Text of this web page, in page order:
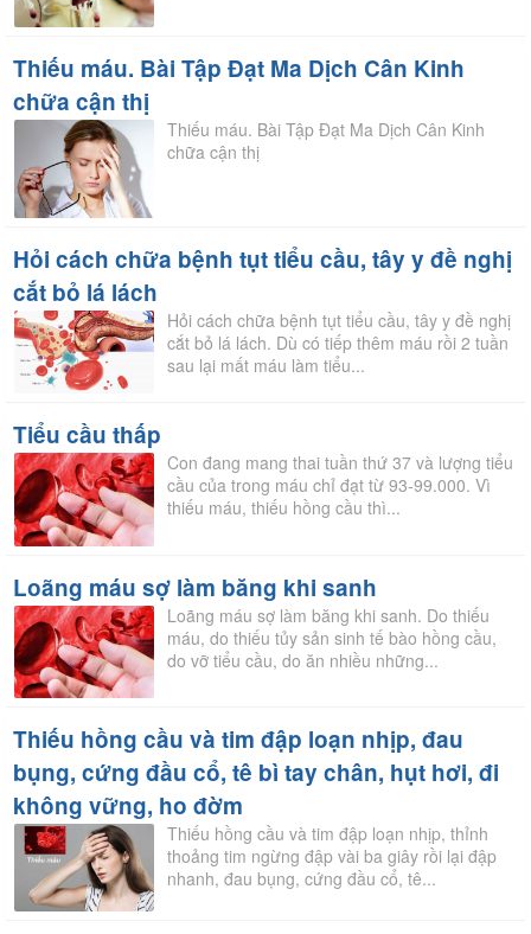
Thiếu máu. Bài Tập Đạt Ma Dịch Cân Kinh
chữa cận thị
Thiếu máu. Bài Tập Đạt Ma Dịch Cân Kinh
chữa cận thị
Hỏi cách chữa bệnh tụt tiểu cầu, tây y đề nghị
cắt bỏ lá lách
Hỏi cách chữa bệnh tụt tiểu cầu, tây y đề nghị
cắt bỏ lá lách. Dù có tiếp thêm máu rồi 2 tuần
sau lại mất máu làm tiểu...
Tiểu cầu thấp
Con đang mang thai tuần thứ 37 và lượng tiểu
cầu của trong máu chỉ đạt từ 93-99.000. Vì
thiếu máu, thiếu hồng cầu thì...
Loãng máu sợ làm băng khi sanh
Loãng máu sợ làm băng khi sanh. Do thiếu
máu, do thiếu tủy sản sinh tế bào hồng cầu,
do vỡ tiểu cầu, do ăn nhiều những...
Thiếu hồng cầu và tim đập loạn nhịp, đau
bụng, cứng đầu cổ, tê bì tay chân, hụt hơi, đi
không vững, ho đờm
Thiếu hồng cầu và tim đập loạn nhịp, thỉnh
thoảng tim ngừng đập vài ba giây rồi lại đập
nhanh, đau bụng, cứng đầu cổ, tê...